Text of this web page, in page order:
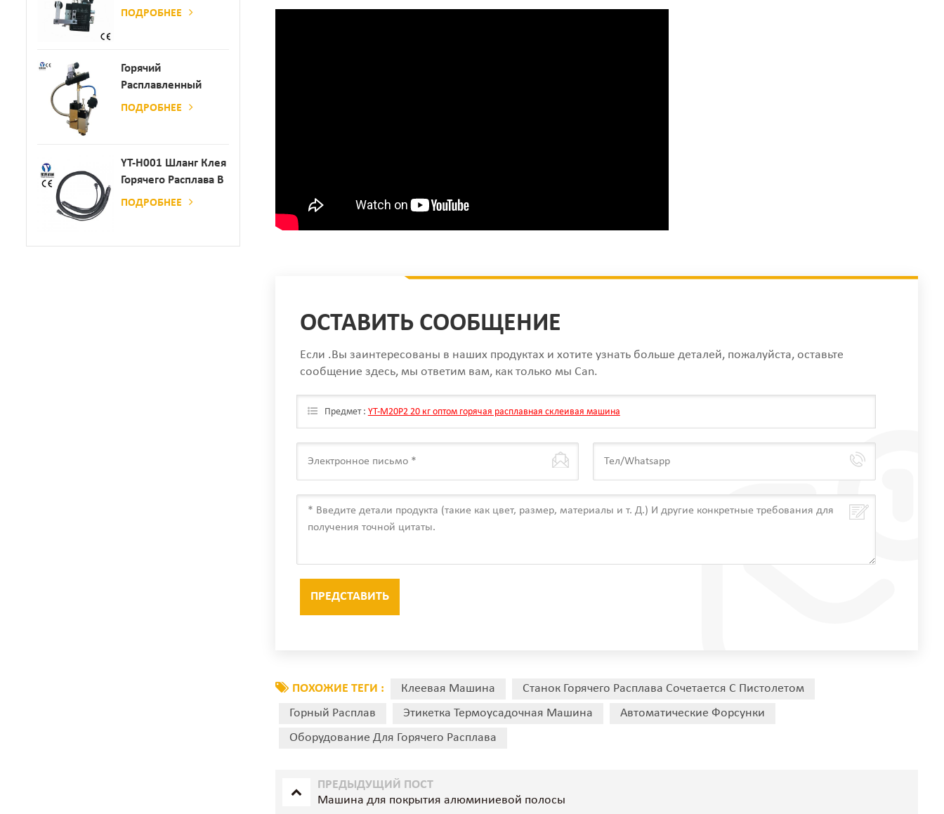
Пеленки
ПОДРОБНЕЕ
Горячий
Расплавленный
Клей
ПОДРОБНЕЕ
YT-H001 Шланг Клея
Горячего Расплава В
Сочетании С
ПОДРОБНЕЕ
ОСТАВИТЬ СООБЩЕНИЕ
Если .Вы заинтересованы в наших продуктах и хотите узнать больше деталей, пожалуйста, оставьте
сообщение здесь, мы ответим вам, как только мы Can.
Предмет : YT-M20P2 20 кг оптом горячая расплавная склеивая машина
ПОХОЖИЕ ТЕГИ : Клеевая Машина
Станок Горячего Расплава Сочетается С Пистолетом
Горный Расплав
Этикетка Термоусадочная Машина
Автоматические Форсунки
Оборудование Для Горячего Расплава
ПРЕДЫДУЩИЙ ПОСТ
Машина для покрытия алюминиевой полосы